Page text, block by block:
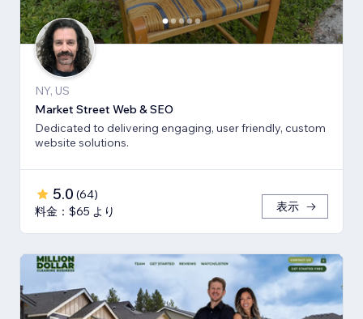
NY, US
Market Street Web & SEO
Dedicated to delivering engaging, user friendly, custom
website solutions.
5.0 (64)
料金：$65 より
表示